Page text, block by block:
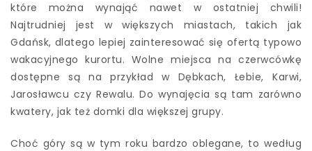
które można wynająć nawet w ostatniej chwili!
Najtrudniej jest w większych miastach, takich jak
Gdańsk, dlatego lepiej zainteresować się ofertą typowo
wakacyjnego kurortu. Wolne miejsca na czerwcówkę
dostępne są na przykład w Dębkach, Łebie, Karwi,
Jarosławcu czy Rewalu. Do wynajęcia są tam zarówno
kwatery, jak też domki dla większej grupy.
Choć góry są w tym roku bardzo oblegane, to według